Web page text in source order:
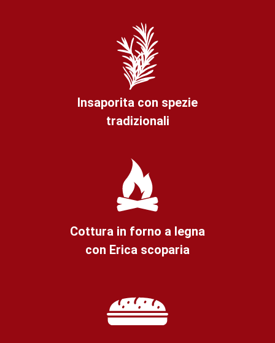
Insaporita con spezie
tradizionali
Cottura in forno a legna
con Erica scoparia